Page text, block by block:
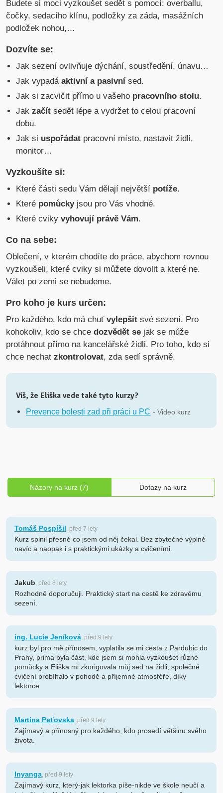
Budete si moci vyzkoušet sedět s pomocí: overballu,
čočky, sedacího klínu, podložky za záda, masážních
podložek nohou,…
Dozvíte se:
Jak sezení ovlivňuje dýchání, soustředění. únavu…
Jak vypadáaktivní a pasivní sed.
Jak si zacvičit přímo u vašeho pracovního stolu.
Jakzačít sedět lépe a vydržet to celou pracovní
dobu.
Jak si uspořádat pracovní místo, nastavit židli,
monitor…
Vyzkoušíte si:
Které části sedu Vám dělají největší potíže.
Které pomůckyjsou pro Vás vhodné.
Které cvikyvyhovují právě Vám.
Co na sebe:
Oblečení, v kterém chodíte do práce, abychom rovnou
vyzkoušeli, které cviky si můžete dovolit a které ne.
Válet po zemi se nebudeme.
Pro koho je kurs určen:
Pro každého, kdo má chuťvylepšit své sezení. Pro
kohokoliv, kdo se chcedozvědět se jak se může
protáhnout přímo na kancelářské židli. Pro toho, kdo si
chce nechatzkontrolovat, zda sedí správně.
Víš, že Eliška vede také tyto kurzy?
Prevence bolesti zad při práci u PC - Video kurz
Názory na kurz (7) Dotazy na kurz
Tomáš Pospíšil, před 7 lety
Kurz splnil přesně co jsem od něj čekal. Bez zbytečné výplně
navíc a naopak i s praktickými ukázky a cvičeními.
Jakub, před 8 lety
Rozhodně doporučuji. Praktický start na cestě ke zdravému
sezení.
ing. Lucie Jeníková, před 9 lety
kurz byl pro mě přínosem, vyplatila se mi cesta z Pardubic do
Prahy, prima byla část, kde jsem si mohla vyzkoušet různé
pomůcky a Eliška mi zkorigovala můj sed na židli, společné
cvičení probíhalo v pohodě a příjemné atmosféře, díky
lektorce
Martina Peťovska, před 9 lety
Zajímavý a přínosný pro každého, kdo prosedí většinu svého
života.
Inyanga, před 9 lety
Zajímavý kurz, který-jak lektorka píše-nikde ve škole neučí a